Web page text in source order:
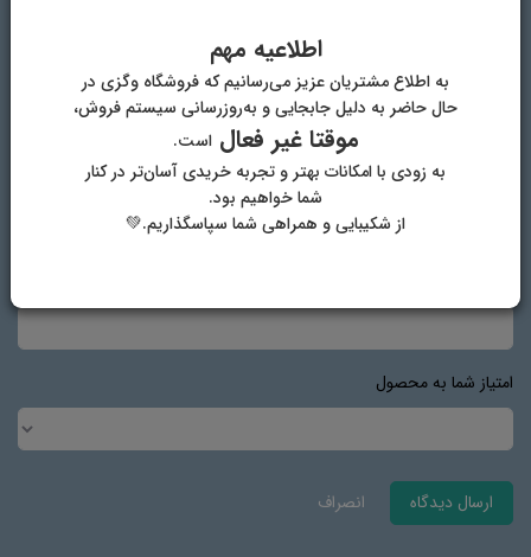
نام و نام خانوادگی
پست الکترونیک
امتیاز شما به محصول
ارسال دیدگاه انصراف
اطلاعیه مهم
به اطلاع مشتریان عزیز می‌رسانیم که فروشگاه وگزی در
حال حاضر به دلیل جابجایی و به‌روزرسانی سیستم فروش،
موقتا غیر فعالاست.
به زودی با امکانات بهتر و تجربه خریدی آسان‌تر در کنار
شما خواهیم بود.
از شکیبایی و همراهی شما سپاسگذاریم.💚